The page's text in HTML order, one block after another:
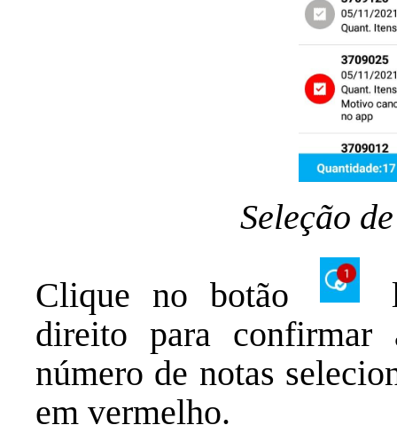
Seleção
Clique no botão
direito para confirmar
número de notas
em vermelho.